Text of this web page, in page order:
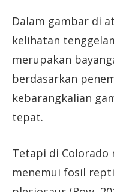
Dalam gambar di
kelihatan
merupakan
berdasarkan
kebarangkalian
tepat.
Tetapi di Colorado
menemui fosil